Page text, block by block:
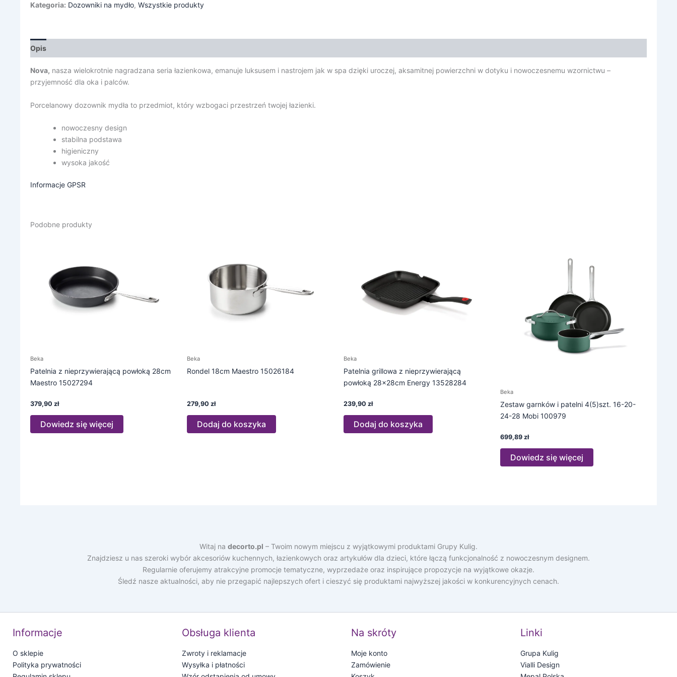
Kategoria: Dozowniki na mydło, Wszystkie produkty
Opis
Nova, nasza wielokrotnie nagradzana seria łazienkowa, emanuje luksusem i nastrojem jak w spa dzięki uroczej, aksamitnej powierzchni w dotyku i nowoczesnemu wzornictwu –
przyjemność dla oka i palców.
Porcelanowy dozownik mydła to przedmiot, który wzbogaci przestrzeń twojej łazienki.
nowoczesny design
stabilna podstawa
higieniczny
wysoka jakość
Informacje GPSR
Podobne produkty
Beka
Patelnia z nieprzywierającą powłoką 28cm
Maestro 15027294
379,90 zł
Dowiedz się więcej
Beka
Rondel 18cm Maestro 15026184
279,90 zł
Dodaj do koszyka
Beka
Patelnia grillowa z nieprzywierającą
powłoką 28x28cm Energy 13528284
239,90 zł
Dodaj do koszyka
Beka
Zestaw garnków i patelni 4(5)szt. 16-20-
24-28 Mobi 100979
699,89 zł
Dowiedz się więcej
Witaj na decorto.pl – Twoim nowym miejscu z wyjątkowymi produktami Grupy Kulig.
Znajdziesz u nas szeroki wybór akcesoriów kuchennych, łazienkowych oraz artykułów dla dzieci, które łączą funkcjonalność z nowoczesnym designem.
Regularnie oferujemy atrakcyjne promocje tematyczne, wyprzedaże oraz inspirujące propozycje na wyjątkowe okazje.
Śledź nasze aktualności, aby nie przegapić najlepszych ofert i cieszyć się produktami najwyższej jakości w konkurencyjnych cenach.
Informacje
O sklepie
Polityka prywatności
Obsługa klienta
Zwroty i reklamacje
Wysyłka i płatności
Na skróty
Moje konto
Zamówienie
Linki
Grupa Kulig
Vialli Design